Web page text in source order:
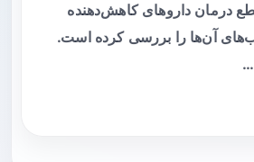
درمان داروهای کاهش‌دهنده
آن‌ها را بررسی کرده است.